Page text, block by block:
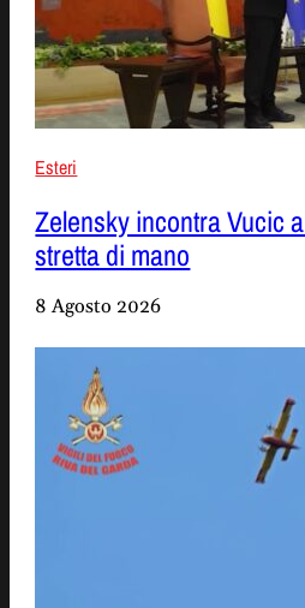
Esteri
Zelensky incontra Vucic
stretta di mano
8 Agosto 2026